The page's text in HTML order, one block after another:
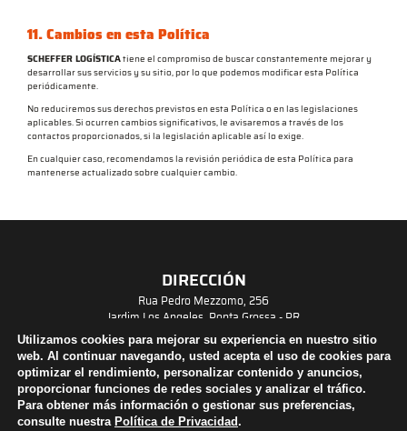
11. Cambios en esta Política
SCHEFFER LOGÍSTICAtiene el compromiso de buscar constantemente mejorar y
desarrollar sus servicios y su sitio, por lo que podemos modificar esta Política
periódicamente.
No reduciremos sus derechos previstos en esta Política o en las legislaciones
aplicables. Si ocurren cambios significativos, le avisaremos a través de los
contactos proporcionados, si la legislación aplicable así lo exige.
En cualquier caso, recomendamos la revisión periódica de esta Política para
mantenerse actualizado sobre cualquier cambio.
Utilizamos cookies para mejorar su experiencia en nuestro sitio
web. Al continuar navegando, usted acepta el uso de cookies para
optimizar el rendimiento, personalizar contenido y anuncios,
proporcionar funciones de redes sociales y analizar el tráfico.
Para obtener más información o gestionar sus preferencias,
consulte nuestra Política de Privacidad.
DIRECCIÓN
Rua Pedro Mezzomo, 256
Jardim Los Angeles, Ponta Grossa - PR
CEP: 84071-210
CONTACTO
+55 42 3239-0700
scheffer@schefferlogistica.com.br